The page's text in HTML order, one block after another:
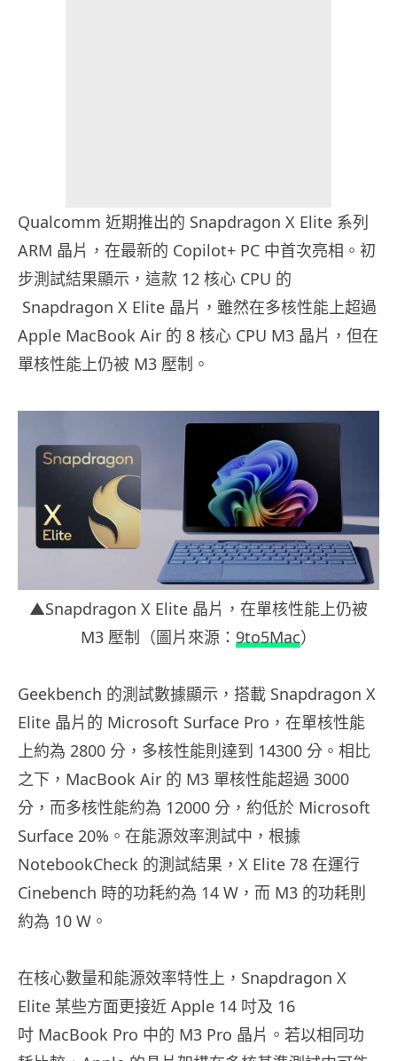
Qualcomm 近期推出的 Snapdragon X Elite 系列
ARM 晶片，在最新的 Copilot+ PC 中首次亮相。初
步測試結果顯示，這款 12 核心 CPU 的
Snapdragon X Elite 晶片，雖然在多核性能上超過
Apple MacBook Air 的 8 核心 CPU M3 晶片，但在
單核性能上仍被 M3 壓制。
▲Snapdragon X Elite 晶片， 在單核性能上仍被
M3 壓制（圖片來源： 9to5Mac）
Geekbench 的測試數據顯示，搭載 Snapdragon X
Elite 晶片的 Microsoft Surface Pro ，在單核性能
上約為 2800 分，多核性能則達到 14300 分。相比
之下， MacBook Air 的 M3 單核性能超過 3000
分，而多核性能約為 12000 分，約低於 Microsoft
Surface 20% 。在能源效率測試中，根據
NotebookCheck 的測試結果， X Elite 78 在運行
Cinebench 時的功耗約為 14 W ，而 M3 的功耗則
約為 10 W 。
在核心數量和能源效率特性上， Snapdragon X
Elite 某些方面更接近 Apple 14 吋及 16
吋 MacBook Pro 中的 M3 Pro 晶片。若以相同功